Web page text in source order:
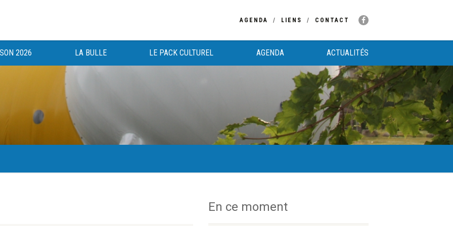
AGENDA LIENS CONTACT
2026 LA BULLE LE PACK CULTUREL AGENDA ACTUALITÉS
au bénéfice des haut-saônois depuis 1983. En ce moment